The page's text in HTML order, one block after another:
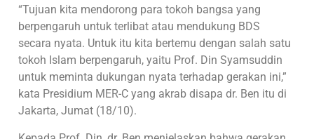
“Tujuan kita mendorong para tokoh bangsa yang
berpengaruh untuk terlibat atau mendukung BDS
secara nyata. Untuk itu kita bertemu dengan salah satu
tokoh Islam berpengaruh, yaitu Prof. Din Syamsuddin
untuk meminta dukungan nyata terhadap gerakan ini,”
kata Presidium MER-C yang akrab disapa dr. Ben itu di
Jakarta, Jumat (18/10).